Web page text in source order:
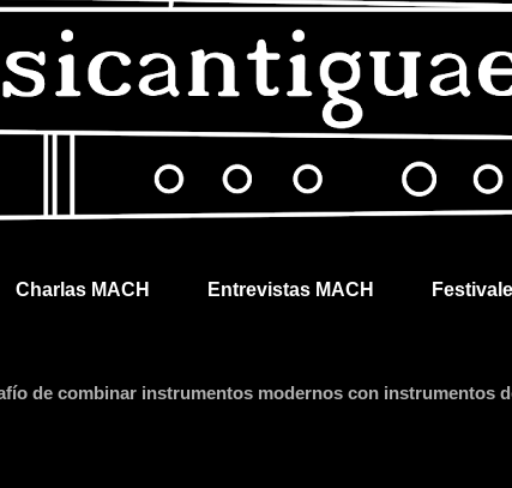
Charlas MACH Entrevistas MACH
de combinar instrumentos modernos con instrumentos